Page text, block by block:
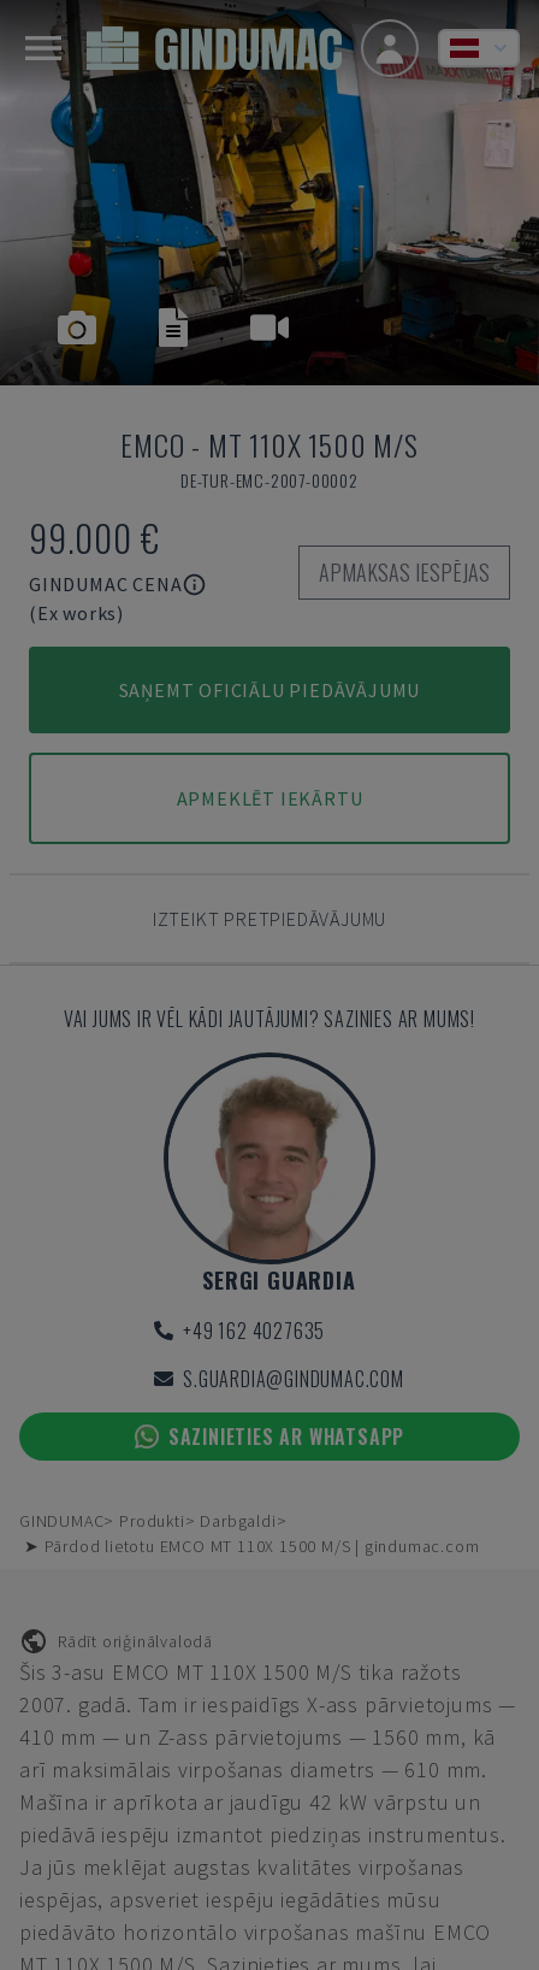
EMCO - MT 110X 1500 M/S
DE-TUR-EMC-2007-00002
99.000 €
GINDUMAC CENA
(Ex works)
APMAKSAS IESPĒJAS
SAŅEMT OFICIĀLU PIEDĀVĀJUMU
APMEKLĒT IEKĀRTU
IZTEIKT PRETPIEDĀVĀJUMU
VAI JUMS IR VĒL KĀDI JAUTĀJUMI? SAZINIES AR MUMS!
SERGI GUARDIA
+49 162 4027635
S.GUARDIA@GINDUMAC.COM
SAZINIETIES AR WHATSAPP
GINDUMAC Produkti
Darbgaldi
➤ Pārdod lietotu EMCO MT 110X 1500 M/S | gindumac.com
Rādīt oriģinālvalodā
Šis 3-asu EMCO MT 110X 1500 M/S tika ražots
2007. gadā. Tam ir iespaidīgs X-ass pārvietojums —
410 mm — un Z-ass pārvietojums — 1560 mm, kā
arī maksimālais virpošanas diametrs — 610 mm.
Mašīna ir aprīkota ar jaudīgu 42 kW vārpstu un
piedāvā iespēju izmantot piedziņas instrumentus.
Ja jūs meklējat augstas kvalitātes virpošanas
iespējas, apsveriet iespēju iegādāties mūsu
piedāvāto horizontālo virpošanas mašīnu EMCO